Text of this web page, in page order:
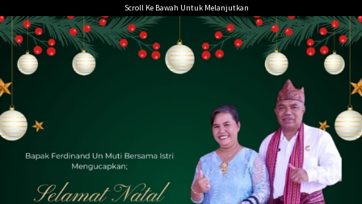
ke
konten
Scroll Ke Bawah Untuk Melanjutkan